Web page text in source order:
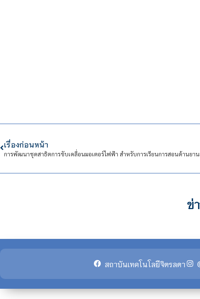
เรื่องก่อนหน้า
การพัฒนาชุดสาธิตการขับเคลื่อนมอเตอร์ไฟฟ้า สำหรับการเรียนการสอนด้านยา
ข่
สถาบันเทคโนโลยีจิตรลดา